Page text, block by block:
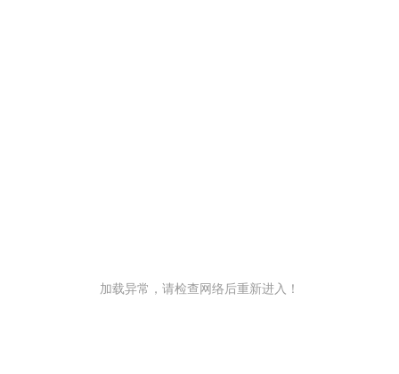
加载异常，请检查网络后重新进入！